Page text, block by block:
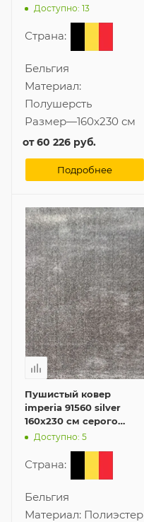
Доступно: 13
Страна:
Бельгия
Материал:
Полушерсть
Размер—160x230 см
от60 226 руб.
Подробнее
Пушистый ковер
imperia 91560 silver
160x230 см серого
цвета
Доступно: 5
Страна:
Бельгия
Материал: Полиэстер